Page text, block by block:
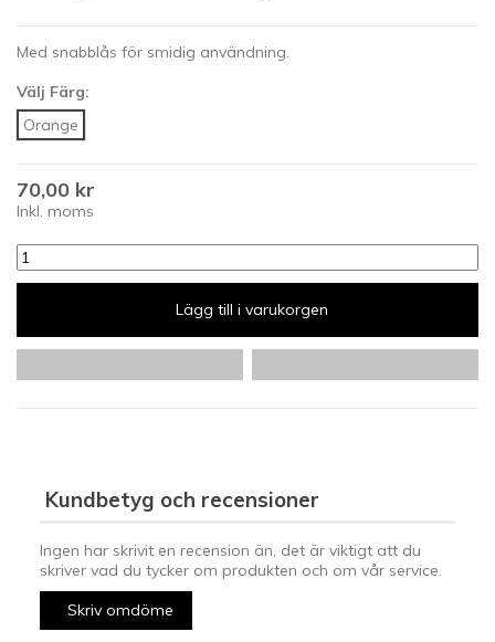
Med snabblås för smidig användning.
Välj Färg:
Orange
70,00 kr
Inkl. moms
Lägg till i varukorgen
Kundbetyg och recensioner
Ingen har skrivit en recension än, det är viktigt att du
skriver vad du tycker om produkten och om vår service.
Skriv omdöme